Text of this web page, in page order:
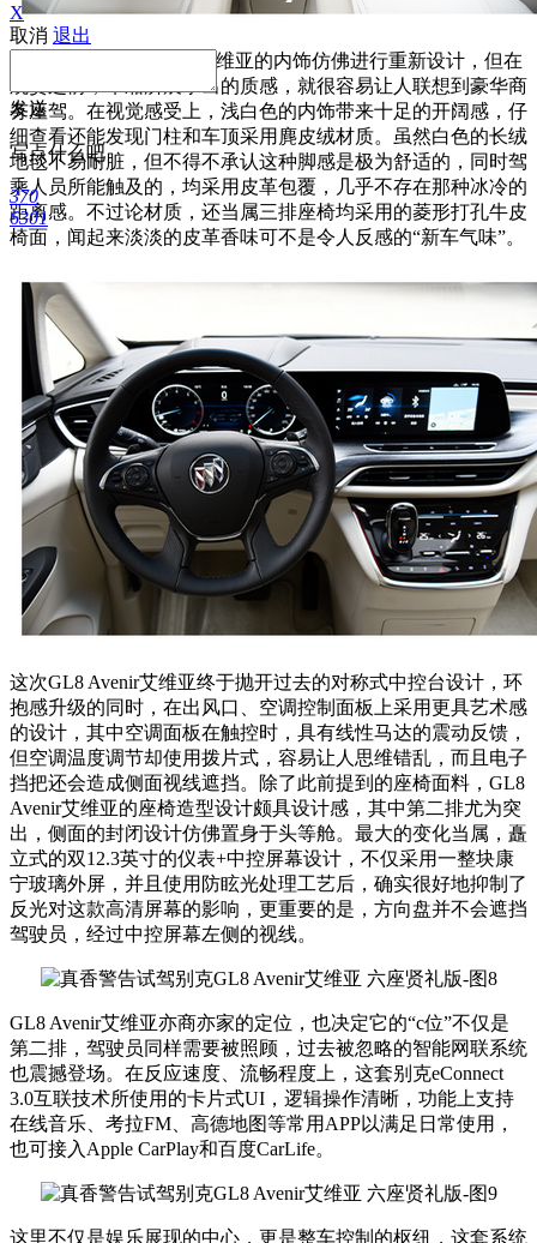
相比外观，GL8 Avenir艾维亚的内饰仿佛进行重新设计，但在
观赏之前，车厢所展示出的质感，就很容易让人联想到豪华商
务座驾。在视觉感受上，浅白色的内饰带来十足的开阔感，仔
细查看还能发现门柱和车顶采用麂皮绒材质。虽然白色的长绒
地毯不易耐脏，但不得不承认这种脚感是极为舒适的，同时驾
乘人员所能触及的，均采用皮革包覆，几乎不存在那种冰冷的
距离感。不过论材质，还当属三排座椅均采用的菱形打孔牛皮
椅面，闻起来淡淡的皮革香味可不是令人反感的“新车气味”。
这次GL8 Avenir艾维亚终于抛开过去的对称式中控台设计，环
抱感升级的同时，在出风口、空调控制面板上采用更具艺术感
的设计，其中空调面板在触控时，具有线性马达的震动反馈，
但空调温度调节却使用拨片式，容易让人思维错乱，而且电子
挡把还会造成侧面视线遮挡。除了此前提到的座椅面料，GL8
Avenir艾维亚的座椅造型设计颇具设计感，其中第二排尤为突
出，侧面的封闭设计仿佛置身于头等舱。最大的变化当属，矗
立式的双12.3英寸的仪表+中控屏幕设计，不仅采用一整块康
宁玻璃外屏，并且使用防眩光处理工艺后，确实很好地抑制了
反光对这款高清屏幕的影响，更重要的是，方向盘并不会遮挡
驾驶员，经过中控屏幕左侧的视线。
GL8 Avenir艾维亚亦商亦家的定位，也决定它的“c位”不仅是
第二排，驾驶员同样需要被照顾，过去被忽略的智能网联系统
也震撼登场。在反应速度、流畅程度上，这套别克eConnect
3.0互联技术所使用的卡片式UI，逻辑操作清晰，功能上支持
在线音乐、考拉FM、高德地图等常用APP以满足日常使用，
也可接入Apple CarPlay和百度CarLife。
这里不仅是娱乐展现的中心，更是整车控制的枢纽，这套系统
X
取消 退出
发送
写点什么吧
370
6301